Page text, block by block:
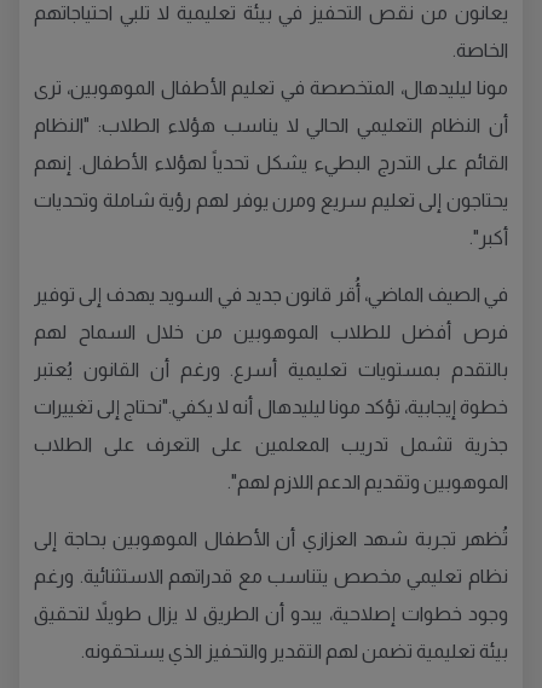
يعانون من نقص التحفيز في بيئة تعليمية لا تلبي احتياجاتهم
الخاصة.
مونا ليليدهال، المتخصصة في تعليم الأطفال الموهوبين، ترى
أن النظام التعليمي الحالي لا يناسب هؤلاء الطلاب: "النظام
القائم على التدرج البطيء يشكل تحدياً لهؤلاء الأطفال. إنهم
يحتاجون إلى تعليم سريع ومرن يوفر لهم رؤية شاملة وتحديات
أكبر".
في الصيف الماضي، أُقر قانون جديد في السويد يهدف إلى توفير
فرص أفضل للطلاب الموهوبين من خلال السماح لهم
بالتقدم بمستويات تعليمية أسرع. ورغم أن القانون يُعتبر
خطوة إيجابية، تؤكد مونا ليليدهال أنه لا يكفي."نحتاج إلى تغييرات
جذرية تشمل تدريب المعلمين على التعرف على الطلاب
الموهوبين وتقديم الدعم اللازم لهم".
تُظهر تجربة شهد العزازي أن الأطفال الموهوبين بحاجة إلى
نظام تعليمي مخصص يتناسب مع قدراتهم الاستثنائية. ورغم
وجود خطوات إصلاحية، يبدو أن الطريق لا يزال طويلاً لتحقيق
بيئة تعليمية تضمن لهم التقدير والتحفيز الذي يستحقونه.